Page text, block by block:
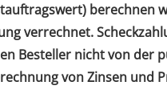
berechnen
verrechnet.
Besteller nicht von der
von Zinsen und